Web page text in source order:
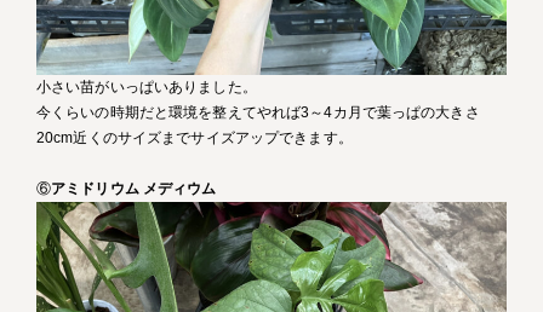
小さい苗がいっぱいありました。
今くらいの時期だと環境を整えてやれば3～4カ月で葉っぱの大きさ
20cm近くのサイズまでサイズアップできます。
⑥アミドリウム メディウム